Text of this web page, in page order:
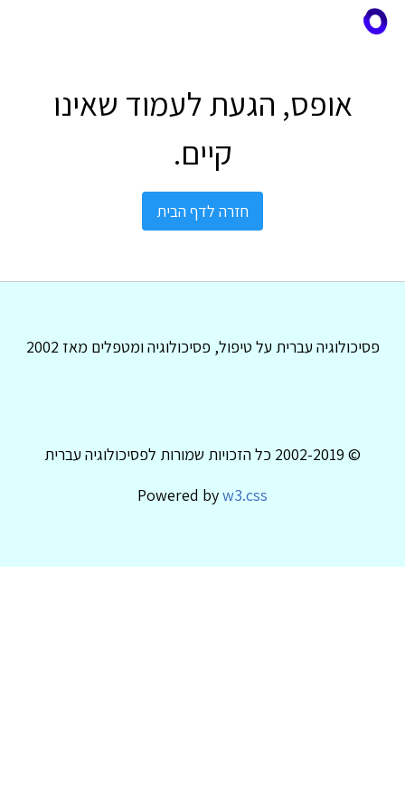
אופס, הגעת לעמוד שאינו
קיים.
חזרה לדף הבית
פסיכולוגיה עברית על טיפול, פסיכולוגיה ומטפלים מאז 2002
© 2002-2019 כל הזכויות שמורות לפסיכולוגיה עברית
Powered byw3.css